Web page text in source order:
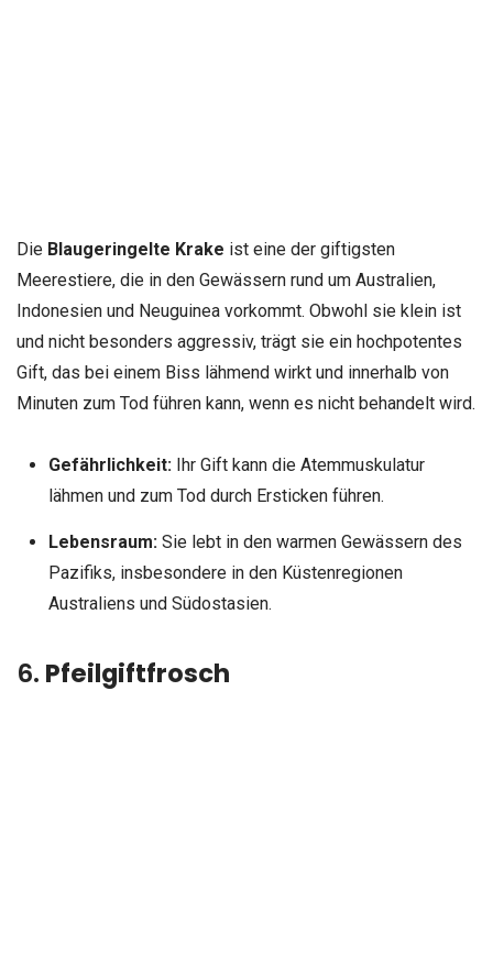
Die Blaugeringelte Krake ist eine der giftigsten
Meerestiere, die in den Gewässern rund um Australien,
Indonesien und Neuguinea vorkommt. Obwohl sie klein ist
und nicht besonders aggressiv, trägt sie ein hochpotentes
Gift, das bei einem Biss lähmend wirkt und innerhalb von
Minuten zum Tod führen kann, wenn es nicht behandelt wird.
Gefährlichkeit:Ihr Gift kann die Atemmuskulatur
lähmen und zum Tod durch Ersticken führen.
Lebensraum:Sie lebt in den warmen Gewässern des
Pazifiks, insbesondere in den Küstenregionen
Australiens und Südostasien.
6. Pfeilgiftfrosch